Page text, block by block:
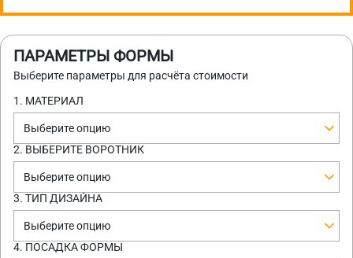
ПАРАМЕТРЫ ФОРМЫ
Выберите параметры для расчёта стоимости
1. МАТЕРИАЛ
Выберите опцию
2. ВЫБЕРИТЕ ВОРОТНИК
Выберите опцию
3. ТИП ДИЗАЙНА
Выберите опцию
4. ПОСАДКА ФОРМЫ